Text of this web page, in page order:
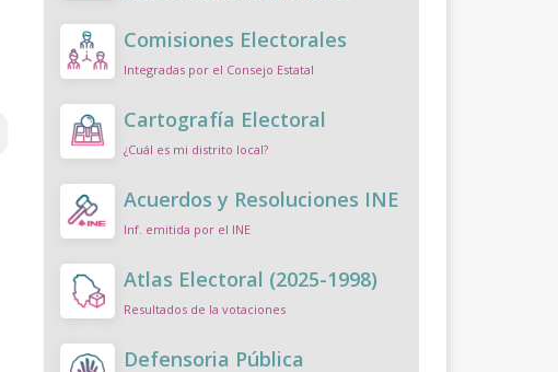
Comisiones Electorales
Integradas por el Consejo Estatal
Cartografía Electoral
¿Cuál es mi distrito local?
Acuerdos y Resoluciones INE
Inf. emitida por el INE
Atlas Electoral (2025-1998)
Resultados de la votaciones
Defensoria Pública